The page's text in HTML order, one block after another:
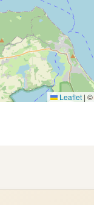
Leaflet | ©